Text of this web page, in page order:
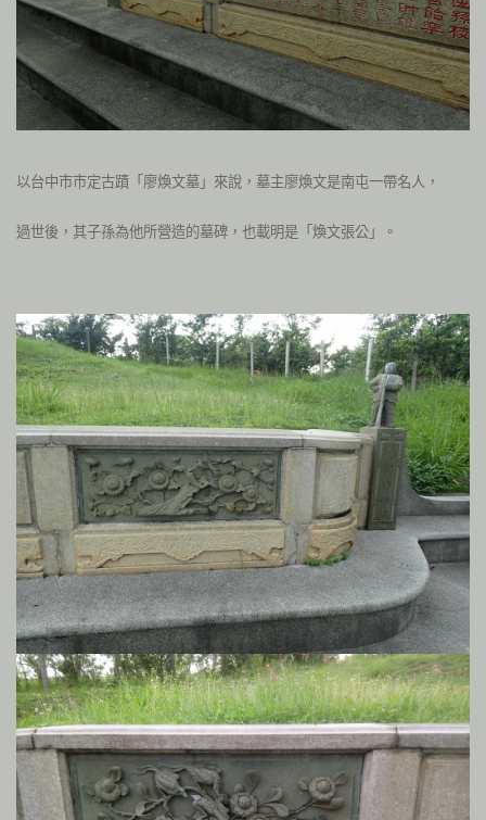
以台中市市定古蹟「廖煥文墓」來說，墓主廖煥文是南屯一帶名人，
過世後，其子孫為他所營造的墓碑，也載明是「煥文張公」。